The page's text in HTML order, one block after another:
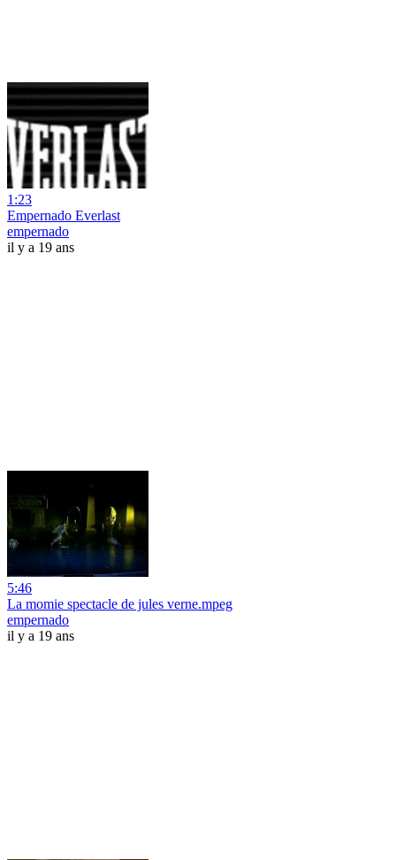
1:23
Empernado Everlast
empernado
il y a 19 ans
5:46
La momie spectacle de jules verne.mpeg
empernado
il y a 19 ans